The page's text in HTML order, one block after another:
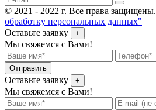
© 2021 - 2022 г. Все права защищены.
обработку персональных данных"
Оставьте заявку
+
Мы свяжемся с Вами!
Отправить
Оставьте заявку +
Мы свяжемся с Вами!